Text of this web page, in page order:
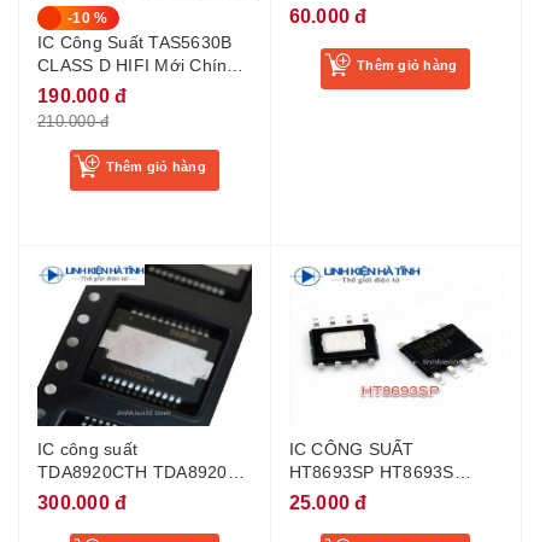
-10 %
IC Công Suất TAS5630B
CLASS D HIFI Mới Chính
Hãng 100%
190.000 đ
210.000 đ
Thêm giỏ hàng
NS4110 chính hãng
60.000 đ
Thêm giỏ hàng
IC công suất
TDA8920CTH TDA8920
TDA8920BTH TDA8920TH
300.000 đ
IC CÔNG SUẤT
HT8693SP HT8693S
HT8693 8693 SOP-8 MỚI
25.000 đ